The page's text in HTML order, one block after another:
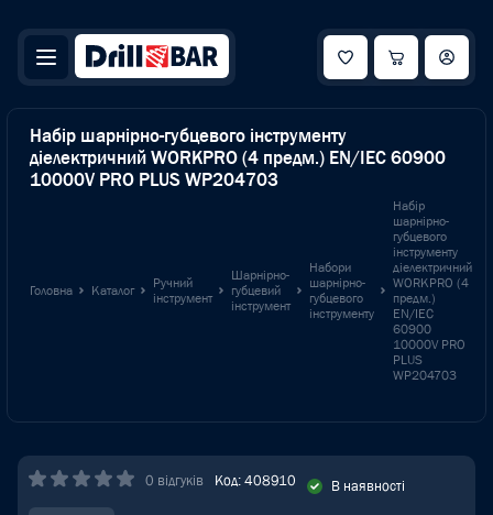
Набір шарнірно-губцевого інструменту
діелектричний WORKPRO (4 предм.) EN/IEC 60900
10000V PRO PLUS WP204703
Головна Каталог
Ручний
інструмент
Шарнірно-
губцевий
інструмент
Набори
шарнірно-
губцевого
інструменту
Набір
шарнірно-
губцевого
інструменту
діелектричний
WORKPRO (4
предм.)
EN/IEC
60900
10000V PRO
PLUS
WP204703
0 відгуків Код: 408910 В наявності